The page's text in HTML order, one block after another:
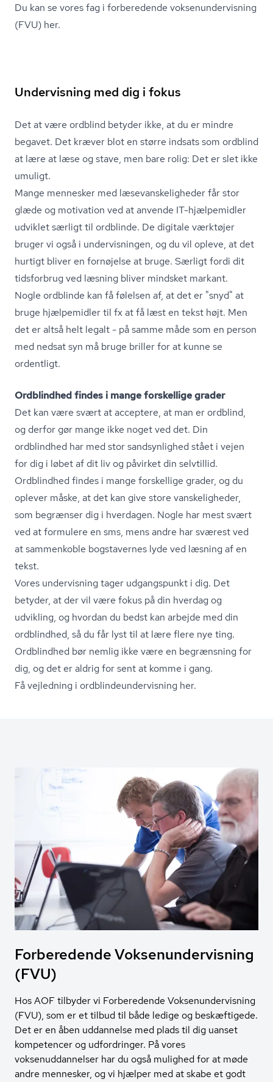
Du kan se vores fag i forberedende vok­se­nun­der­vis­ning
(FVU) her.
Undervisning med dig i fokus
Det at være ordblind betyder ikke, at du er mindre
begavet. Det kræver blot en større indsats som ordblind
at lære at læse og stave, men bare rolig: Det er slet ikke
umuligt.
Mange mennesker med læ­se­van­ske­lig­he­der får stor
glæde og motivation ved at anvende IT-hjælpemidler
udviklet særligt til ordblinde. De digitale værktøjer
bruger vi også i undervisningen, og du vil opleve, at det
hurtigt bliver en fornøjelse at bruge. Særligt fordi dit
tidsforbrug ved læsning bliver mindsket markant.
Nogle ordblinde kan få følelsen af, at det er "snyd" at
bruge hjælpemidler til fx at få læst en tekst højt. Men
det er altså helt legalt - på samme måde som en person
med nedsat syn må bruge briller for at kunne se
ordentligt.
Ordblindhed findes i mange forskellige grader
Det kan være svært at acceptere, at man er ordblind,
og derfor gør mange ikke noget ved det. Din
ordblindhed har med stor sandsynlighed stået i vejen
for dig i løbet af dit liv og påvirket din selvtillid.
Ordblindhed findes i mange forskellige grader, og du
oplever måske, at det kan give store vanskeligheder,
som begrænser dig i hverdagen. Nogle har mest svært
ved at formulere en sms, mens andre har sværest ved
at sammenkoble bogstavernes lyde ved læsning af en
tekst.
Vores undervisning tager udgangspunkt i dig. Det
betyder, at der vil være fokus på din hverdag og
udvikling, og hvordan du bedst kan arbejde med din
ordblindhed, så du får lyst til at lære flere nye ting.
Ordblindhed bør nemlig ikke være en begrænsning for
dig, og det er aldrig for sent at komme i gang.
Få vejledning i ord­blin­de­un­der­vis­ning her.
Forberedende Vok­se­nun­der­vis­ning
(FVU)
Hos AOF tilbyder vi Forberedende Voksenundervisning
(FVU), som er et tilbud til både ledige og beskæftigede.
Det er en åben uddannelse med plads til dig uanset
kompetencer og udfordringer. På vores
voksenuddannelser har du også mulighed for at møde
andre mennesker, og vi hjælper med at skabe et godt